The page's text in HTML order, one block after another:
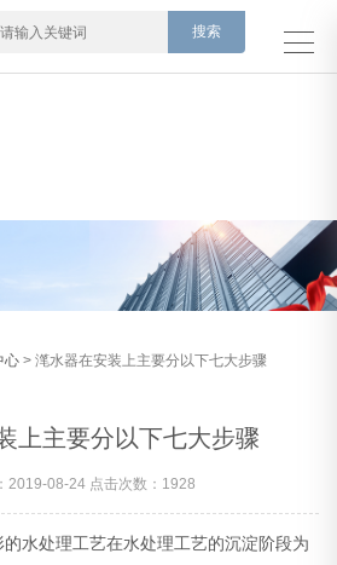
心 > 滗水器在安装上主要分以下七大步骤
上主要分以下七大步骤
2019-08-24 点击次数：1928
的水处理工艺在水处理工艺的沉淀阶段为